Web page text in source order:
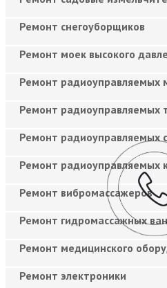
Ремонт снегоуборщиков
Ремонт моек высокого
Ремонт радиоуправляемых
Ремонт радиоуправляемых
Ремонт радиоуправляемых
Ремонт радиоуправляемых
Ремонт вибромассажеров
Ремонт гидромассажных
Ремонт медицинского
Ремонт электроники